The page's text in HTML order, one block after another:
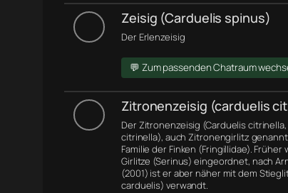
Zeisig (Carduelis spinus)
Der Erlenzeisig
💬 Zum passenden Chatraum
Zitronenzeisig (carduelis
Der Zitronenzeisig (Carduelis
citrinella), auch Zitronengirlitz
Familie der Finken (Fringillidae).
Girlitze (Serinus) eingeordnet, nach
(2001) ist er aber näher mit dem
carduelis) verwandt.